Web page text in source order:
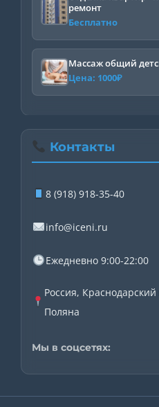
ремонт
Бесплатно
Массаж общий
Цена: 1000₽
Контакты
8 (918) 918-35-40
info@iceni.ru
Ежедневно 9:00-22:00
Россия,
Поляна
Мы в соцсетях: